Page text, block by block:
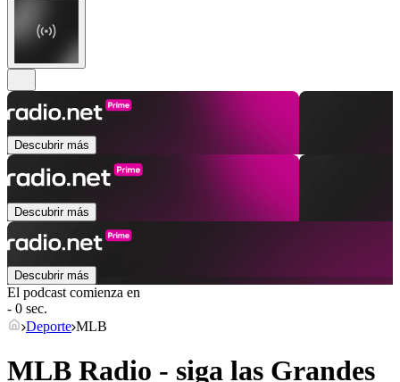
Descubrir más
Descubrir más
Descubrir más
El podcast comienza en
- 0 sec.
Deporte MLB
MLB Radio - siga las Grandes